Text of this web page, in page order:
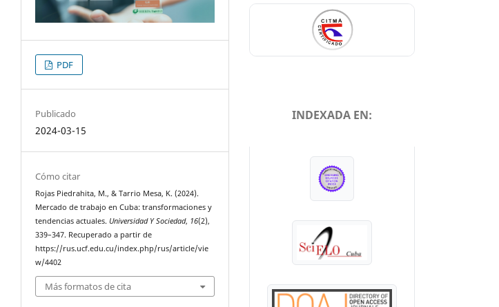
PDF
Publicado
2024-03-15
Cómo citar
Rojas Piedrahita, M., & Tarrio Mesa, K. (2024).
Mercado de trabajo en Cuba: transformaciones y
tendencias actuales. Universidad Y Sociedad, 16(2),
339–347. Recuperado a partir de
https://rus.ucf.edu.cu/index.php/rus/article/vie
w/4402
Más formatos de cita
INDEXADA EN: